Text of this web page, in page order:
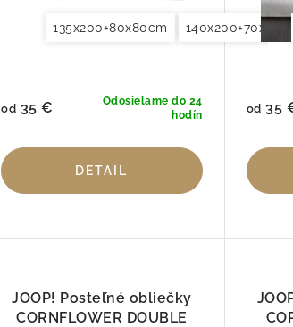
135x200+80x80cm
Odosielame do 24
hodín
od 35 €
DETAIL
od 35
JOOP! Posteľné obliečky
CORNFLOWER DOUBLE